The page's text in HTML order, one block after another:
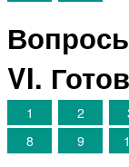
VI.
1 2
8
9